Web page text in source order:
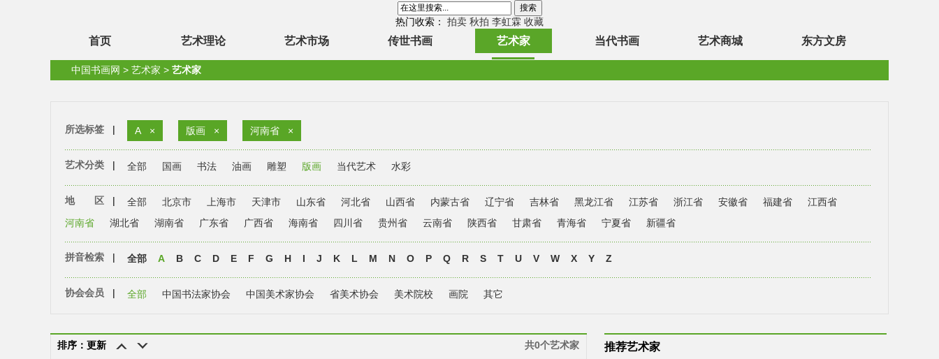
热门收索： 拍卖 秋拍 李虹霖 收藏
首页 艺术理论 艺术市场 传世书画 艺术家 当代书画 艺术商城 东方文房
中国书画网 > 艺术家 > 艺术家
所选标签 | A × 版画 × 河南省 ×
艺术分类 | 全部 国画 书法 油画 雕塑 版画 当代艺术 水彩
地 区 | 全部 北京市 上海市 天津市 山东省 河北省 山西省 内蒙古省 辽宁省 吉林省 黑龙江省 江苏省 浙江省 安徽省 福建省
江西省
河南省
湖北省 湖南省 广东省 广西省 海南省 四川省 贵州省 云南省 陕西省 甘肃省 青海省 宁夏省 新疆省
拼音检索 | 全部 A B C D E F G H I J K L M N O P Q R S T U V W X Y Z
协会会员 | 全部 中国书法家协会 中国美术家协会 省美术协会 美术院校 画院 其它
排序：更新 共0个艺术家 推荐艺术家